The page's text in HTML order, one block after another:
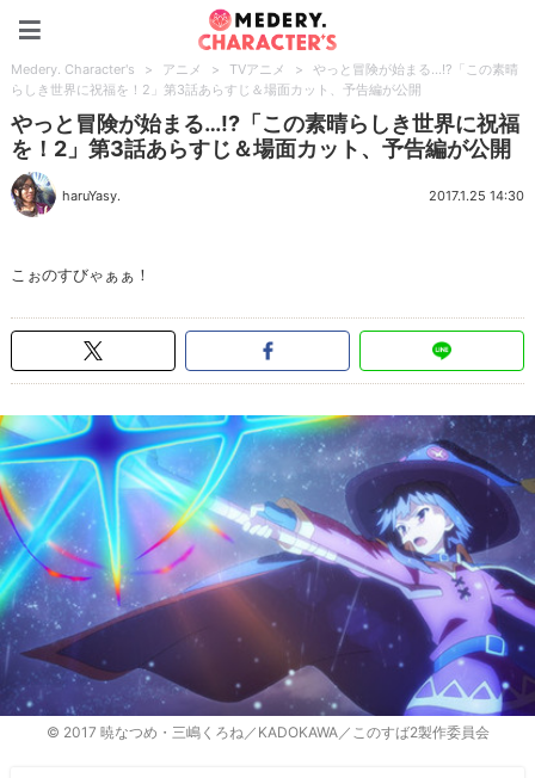
Medery. Character's > アニメ > TVアニメ >
やっと冒険が始まる…!?「この素晴
らしき世界に祝福を！2」第3話あらすじ＆場面カット、予告編が公開
やっと冒険が始まる…!?「この素晴らしき世界に祝福
を！2」第3話あらすじ＆場面カット、予告編が公開
haruYasy. 2017.1.25 14:30
こぉのすびゃぁぁ！
© 2017 暁なつめ・三嶋くろね／KADOKAWA／このすば2製作委員会